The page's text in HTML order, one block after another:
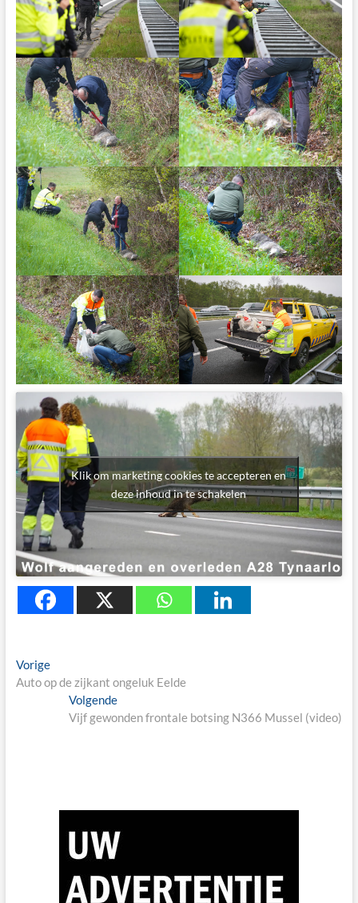
Klik om marketing cookies te accepteren en
deze inhoud in te schakelen
Berichtnavigatie
VorigePrevious
post:
Auto op de zijkant ongeluk Eelde
VolgendeNext
post:
Vijf gewonden frontale botsing N366 Mussel (video)